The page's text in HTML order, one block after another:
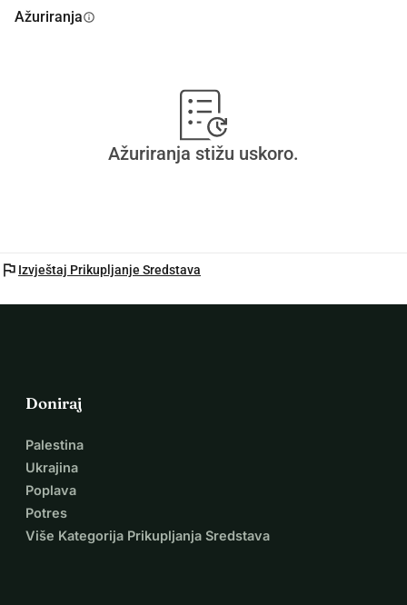
Ažuriranjainfo
Ažuriranja stižu uskoro.
flag Izvještaj Prikupljanje Sredstava
Doniraj
Palestina
Ukrajina
Poplava
Potres
Više Kategorija Prikupljanja Sredstava